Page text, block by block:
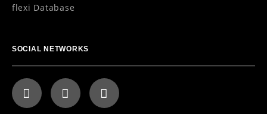
flexi Database
SOCIAL NETWORKS